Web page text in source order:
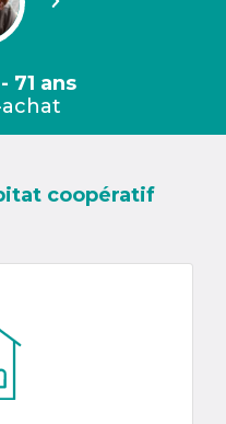
Suivant
71 ans
coopératif